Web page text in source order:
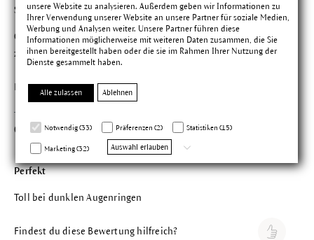
unsere Website zu analysieren. Außerdem geben wir Informationen zu
Ihrer Verwendung unserer Website an unsere Partner für soziale Medien,
Werbung und Analysen weiter. Unsere Partner führen diese
Informationen möglicherweise mit weiteren Daten zusammen, die Sie
ihnen bereitgestellt haben oder die sie im Rahmen Ihrer Nutzung der
Dienste gesammelt haben.
Alle zulassen Ablehnen
Notwendig (33) Präferenzen (2) Statistiken (15)
Marketing (32) Auswahl erlauben
Schönes Produkt
Gutes Auftragen möglich durch Applikator, gute Deckkraft, bin
zufrieden
Findest du diese Bewertung hilfreich?
Cornelia L. Bewertung mit 5
Verifizierter Kauf
Perfekt
Toll bei dunklen Augenringen
Findest du diese Bewertung hilfreich?